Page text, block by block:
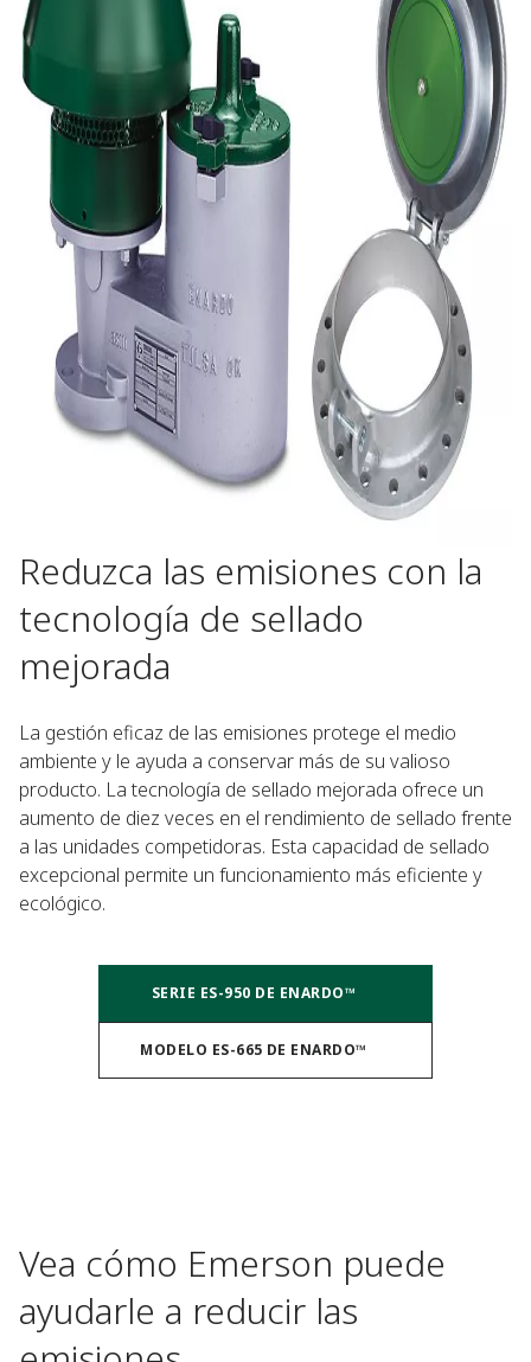
Reduzca las emisiones con la
tecnología de sellado
mejorada
La gestión eficaz de las emisiones protege el medio
ambiente y le ayuda a conservar más de su valioso
producto. La tecnología de sellado mejorada ofrece un
aumento de diez veces en el rendimiento de sellado frente
a las unidades competidoras. Esta capacidad de sellado
excepcional permite un funcionamiento más eficiente y
ecológico.
SERIE ES-950 DE ENARDO™
MODELO ES-665 DE ENARDO™
Vea cómo Emerson puede
ayudarle a reducir las